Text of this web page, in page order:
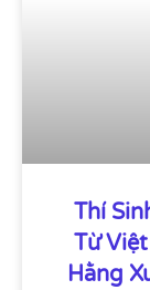
Thí
Từ
Hằng